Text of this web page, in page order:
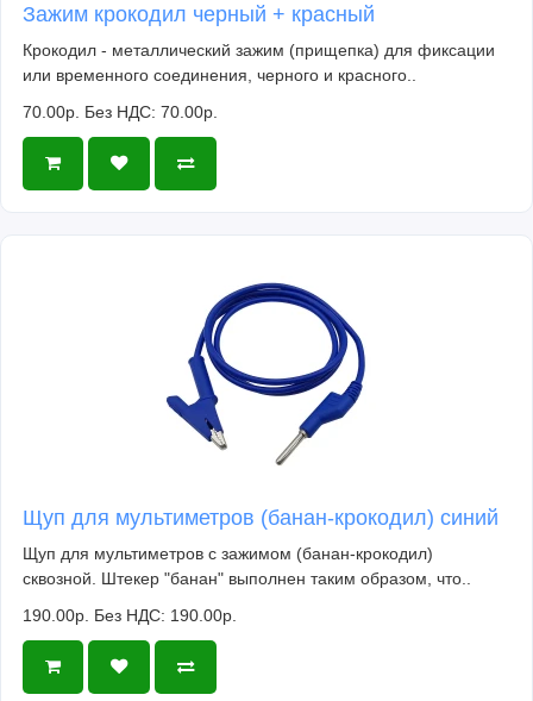
Зажим крокодил черный + красный
Крокодил - металлический зажим (прищепка) для фиксации
или временного соединения, черного и красного..
70.00р. Без НДС: 70.00р.
Щуп для мультиметров (банан-крокодил) синий
Щуп для мультиметров с зажимом (банан-крокодил)
сквозной. Штекер "банан" выполнен таким образом, что..
190.00р. Без НДС: 190.00р.